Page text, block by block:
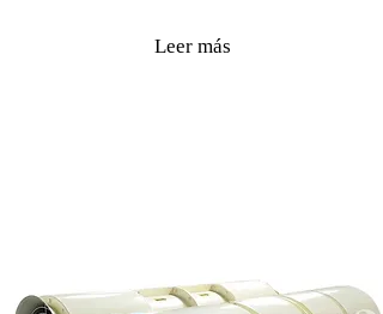
Leer más